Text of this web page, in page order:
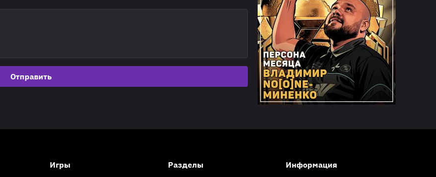
Отправить
Игры
Разделы
Информация